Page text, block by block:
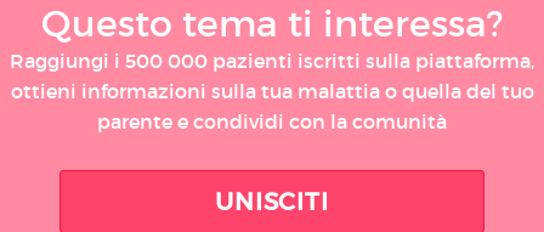
Questo tema ti interessa?
Raggiungi i 500 000 pazienti iscritti sulla piattaforma,
ottieni informazioni sulla tua malattia o quella del tuo
parente e condividi con la comunità
UNISCITI